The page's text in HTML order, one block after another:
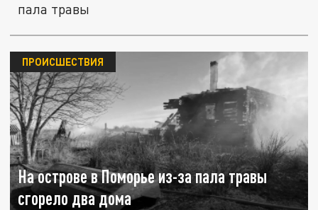
пала травы
На острове в Поморье из-за пала травы
сгорело два дома
ПРОИСШЕСТВИЯ